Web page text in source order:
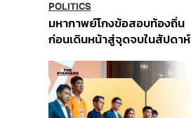
POLITICS
มหากาพย์โกงข้อสอบท้องถิ่น
ก่อนเดินหน้าสู่จุดจบในสัปดาห์